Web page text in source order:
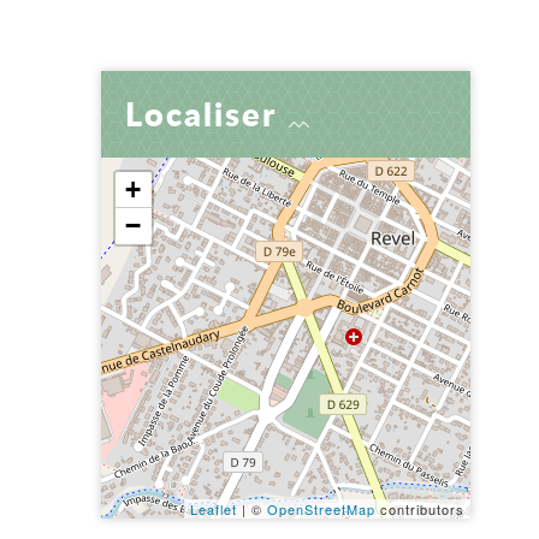
par e-mail
Localiser
+
−
Leaflet| © OpenStreetMapcontributors